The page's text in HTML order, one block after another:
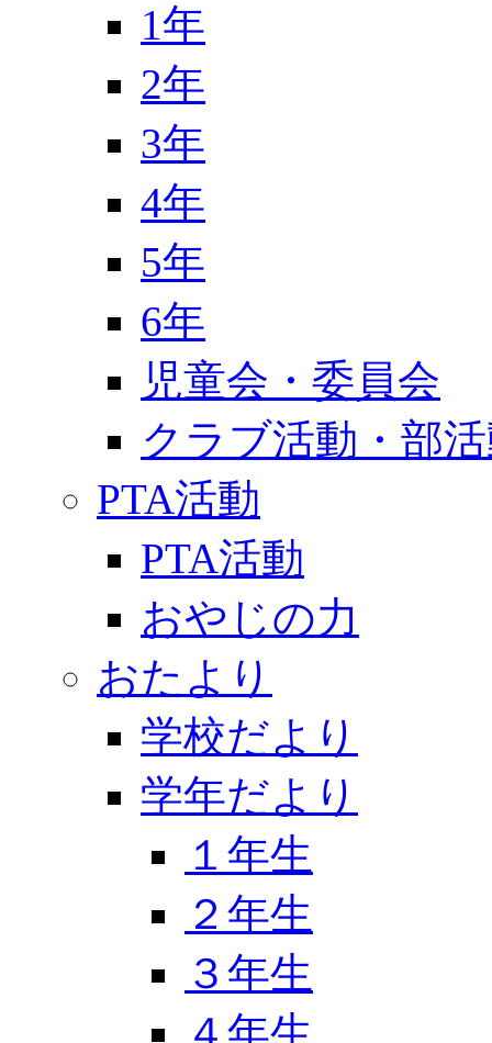
1年
2年
3年
4年
5年
6年
児童会・委員会
クラブ活動・部
PTA活動
PTA活動
おやじの力
おたより
学校だより
学年だより
１年生
２年生
３年生
４年生